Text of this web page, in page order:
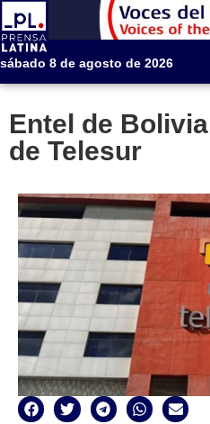
sábado 8 de agosto de 2026
Entel de
de Telesur